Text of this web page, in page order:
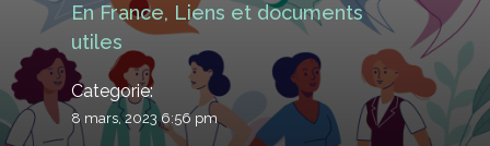
En France, Liens et documents
utiles
Categorie:
8 mars, 2023 6:56 pm